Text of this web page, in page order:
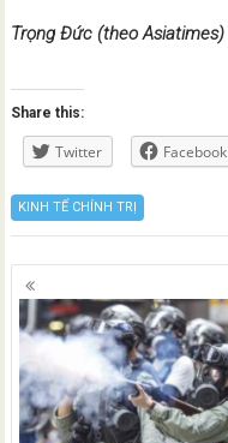
Trọng Đức (theo Asiatimes)
Share this:
Twitter Facebook
KINH TẾ CHÍNH TRỊ
Posts
navigation